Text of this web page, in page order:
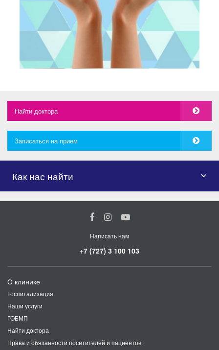
Найти доктора
Записаться на прием
Как нас найти
Написать нам
+7 (727) 3 100 103
О клинике
Госпитализация
Наши услуги
ГОБМП
Найти доктора
Права и обязанности посетителей и пациентов